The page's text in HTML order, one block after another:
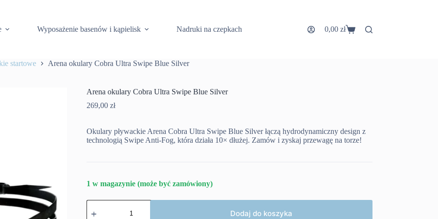
Wyposażenie basenów i kąpielisk Nadruki na czepkach Koszyk
0,00 zł
startowe Arena okulary Cobra Ultra Swipe Blue Silver
Arena okulary Cobra Ultra Swipe Blue Silver
269,00 zł
Okulary pływackie Arena Cobra Ultra Swipe Blue Silver łączą hydrodynamiczny design z
technologią Swipe Anti-Fog, która działa 10× dłużej. Zamów i zyskaj przewagę na torze!
1 w magazynie (może być zamówiony)
ilość
Arena
Dodaj do koszyka